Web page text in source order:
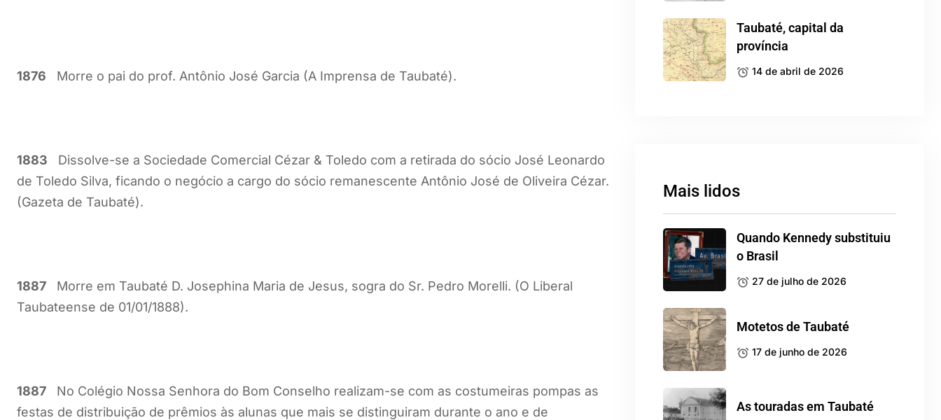
1876 Morre o pai do prof. Antônio José Garcia (A Imprensa de Taubaté).
1883 Dissolve-se a Sociedade Comercial Cézar & Toledo com a retirada do sócio José Leonardo
de Toledo Silva, ficando o negócio a cargo do sócio remanescente Antônio José de Oliveira Cézar.
(Gazeta de Taubaté).
1887 Morre em Taubaté D. Josephina Maria de Jesus, sogra do Sr. Pedro Morelli. (O Liberal
Taubateense de 01/01/1888).
1887 No Colégio Nossa Senhora do Bom Conselho realizam-se com as costumeiras pompas as
festas de distribuição de prêmios às alunas que mais se distinguiram durante o ano e de
Taubaté, capital da
província
14 de abril de 2026
Mais lidos
Quando Kennedy substituiu
o Brasil
27 de julho de 2026
Motetos de Taubaté
17 de junho de 2026
As touradas em Taubaté